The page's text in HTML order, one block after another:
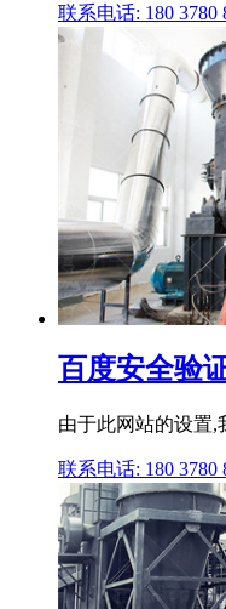
联系电话: 180 3780
百度安全验
由于此网站的设置,
联系电话: 180 3780